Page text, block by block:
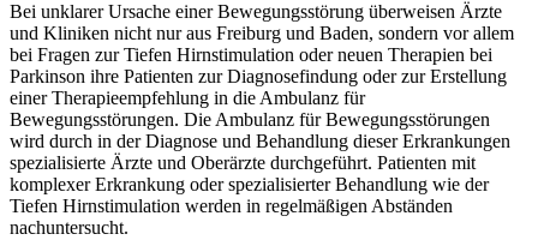
Bei unklarer Ursache einer Bewegungsstörung überweisen Ärzte
und Kliniken nicht nur aus Freiburg und Baden, sondern vor allem
bei Fragen zur Tiefen Hirnstimulation oder neuen Therapien bei
Parkinson ihre Patienten zur Diagnosefindung oder zur Erstellung
einer Therapieempfehlung in die Ambulanz für
Bewegungsstörungen. Die Ambulanz für Bewegungsstörungen
wird durch in der Diagnose und Behandlung dieser Erkrankungen
spezialisierte Ärzte und Oberärzte durchgeführt. Patienten mit
komplexer Erkrankung oder spezialisierter Behandlung wie der
Tiefen Hirnstimulation werden in regelmäßigen Abständen
nachuntersucht.